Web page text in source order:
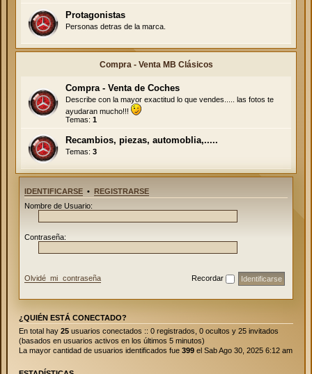
Protagonistas
Personas detras de la marca.
Compra - Venta MB Clásicos
Compra - Venta de Coches
Describe con la mayor exactitud lo que vendes..... las fotos te
ayudaran mucho!!!
Temas: 1
Recambios, piezas, automoblia,.....
Temas: 3
IDENTIFICARSE • REGISTRARSE
Nombre de Usuario:
Contraseña:
Olvidé mi contraseña Recordar
¿QUIÉN ESTÁ CONECTADO?
En total hay 25 usuarios conectados :: 0 registrados, 0 ocultos y 25 invitados
(basados en usuarios activos en los últimos 5 minutos)
La mayor cantidad de usuarios identificados fue 399 el Sab Ago 30, 2025 6:12 am